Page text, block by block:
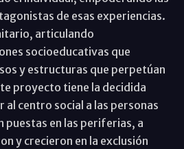
de esas experiencias.
articulando
socioeducativas que
y estructuras que perpetúan
proyecto tiene la decidida
centro social a las personas
puestas en las periferias, a
y crecieron en la exclusión